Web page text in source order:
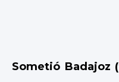
Sometió Badajoz